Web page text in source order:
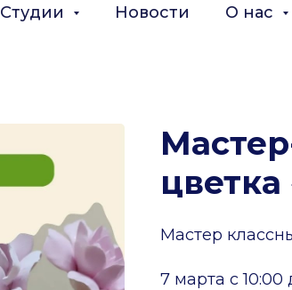
Студии Новости О нас
Мастер
7 марта с